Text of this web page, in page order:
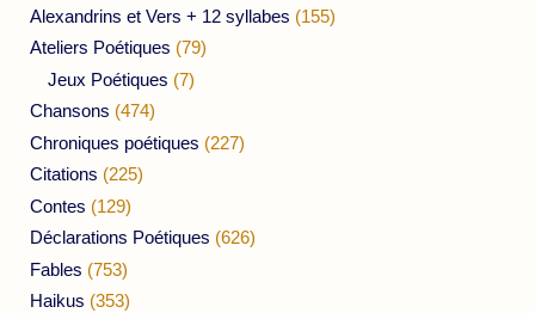
Alexandrins et Vers + 12 syllabes (155)
Ateliers Poétiques (79)
Jeux Poétiques (7)
Chansons (474)
Chroniques poétiques (227)
Citations (225)
Contes (129)
Déclarations Poétiques (626)
Fables (753)
Haikus (353)